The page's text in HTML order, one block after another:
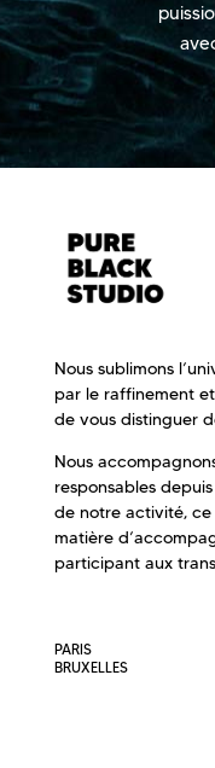
Nous sublimons
par le raffinement
de vous distinguer
Nous
responsables
de notre activité, ce
matière
participant aux
PARIS
BRUXELLES